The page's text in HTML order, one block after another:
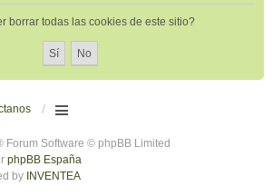
borrar todas las cookies de este sitio?
Forum Software © phpBB Limited
phpBB España
by INVENTEA